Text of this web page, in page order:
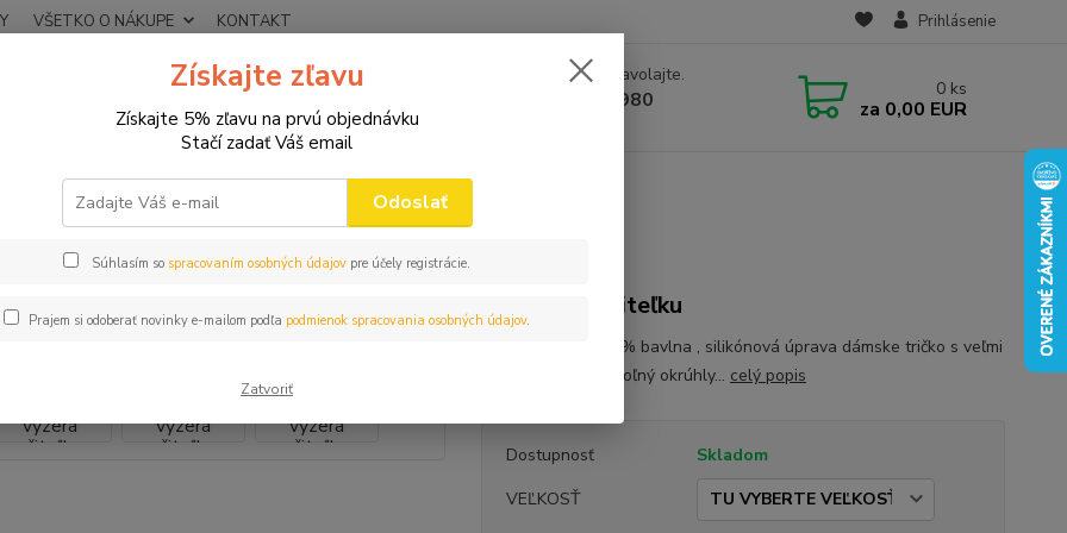
VŠETKO O NÁKUPE KONTAKT Prihlásenie
Neviete si rady? Zavolajte.
+421 910 582 980 0 ks
za 0,00 EUR
VTIPNÉ TRIČKÁ DÁMSKE Dámske tričko Takto vyzerá učiteľka
tričko Takto vyzerá učiteľka
Tričko pre učiteľku
Single Jersey, 100 % bavlna , silikónová úprava dámske tričko s veľmi
krátkym rukávom voľný okrúhly... celý popis
Dostupnosť
Skladom
VEĽKOSŤ
Získajte zľavu
Získajte 5% zľavu na prvú objednávku
Stačí zadať Váš email
Odoslať
Súhlasím so spracovaním osobných údajov pre účely registrácie.
Prajem si odoberať novinky e-mailom podľa podmienok spracovania osobných údajov.
Zatvoriť